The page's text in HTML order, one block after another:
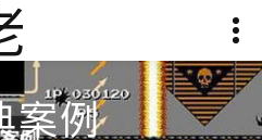
案例